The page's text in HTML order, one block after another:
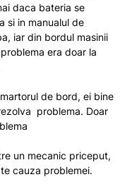
daca bateria se
si in manualul de
iar din bordul masinii
era doar la
de bord, ei bine
problema. Doar
un mecanic priceput,
cauza problemei.